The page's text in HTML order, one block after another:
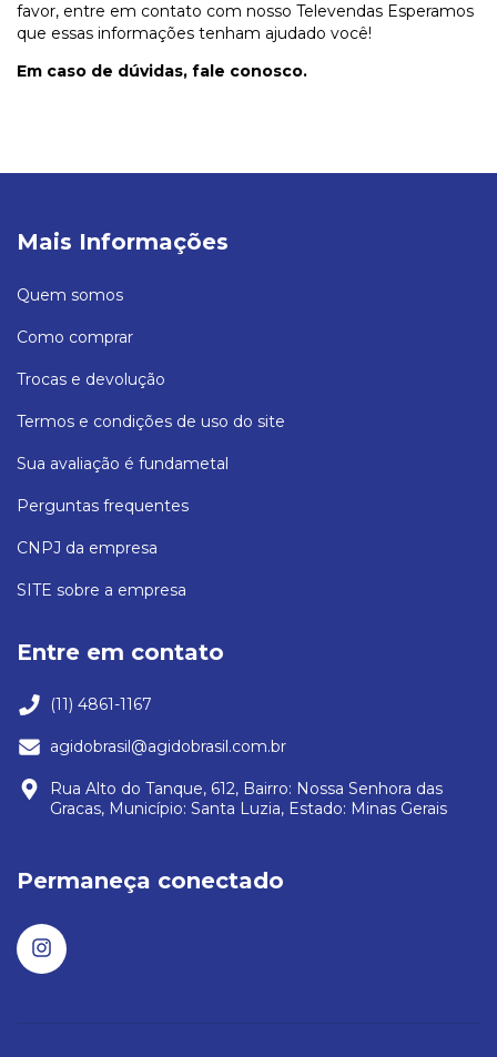
favor, entre em contato com nosso Televendas Esperamos
que essas informações tenham ajudado você!
Em caso de dúvidas, fale conosco.
Mais Informações
Quem somos
Como comprar
Trocas e devolução
Termos e condições de uso do site
Sua avaliação é fundametal
Perguntas frequentes
CNPJ da empresa
SITE sobre a empresa
Entre em contato
(11) 4861-1167
agidobrasil@agidobrasil.com.br
Rua Alto do Tanque, 612, Bairro: Nossa Senhora das
Gracas, Município: Santa Luzia, Estado: Minas Gerais
Permaneça conectado